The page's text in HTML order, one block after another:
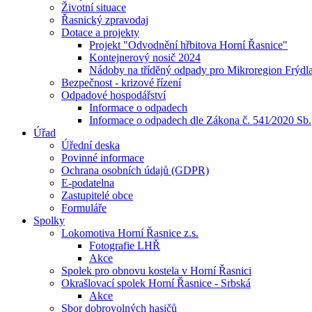
Životní situace
Řasnický zpravodaj
Dotace a projekty
Projekt "Odvodnění hřbitova Horní Řasnice"
Kontejnerový nosič 2024
Nádoby na tříděný odpady pro Mikroregion
Bezpečnost - krizové řízení
Odpadové hospodářství
Informace o odpadech
Informace o odpadech dle Zákona č. 541⁄2020 Sb.
Úřad
Úřední deska
Povinné informace
Ochrana osobních údajů (GDPR)
E-podatelna
Zastupitelé obce
Formuláře
Spolky
Lokomotiva Horní Řasnice z.s.
Fotografie LHŘ
Akce
Spolek pro obnovu kostela v Horní Řasnici
Okrašlovací spolek Horní Řasnice - Srbská
Akce
Sbor dobrovolných hasičů